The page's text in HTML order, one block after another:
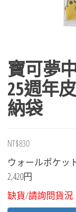
寶可夢
25週年
納袋
NT$830
ウォールポケット
2,420円
缺貨/請詢問貨況